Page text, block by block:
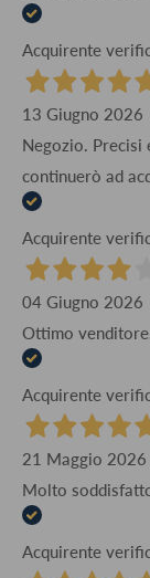
Acquirente
13 Giugno 2026
Negozio.
continuerò ad
Acquirente
04 Giugno 2026
Ottimo
Acquirente
21 Maggio 2026
Molto
Acquirente